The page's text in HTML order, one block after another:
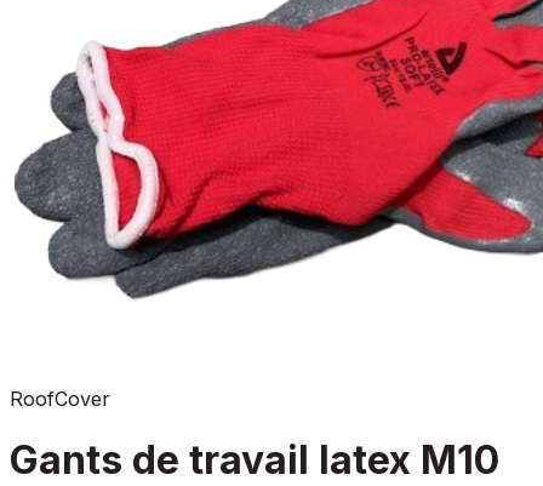
RoofCover
Gants de travail latex M10